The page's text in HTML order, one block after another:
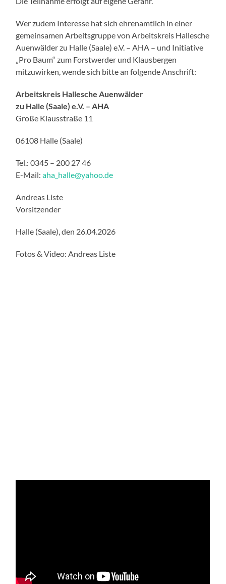
Wer zudem Interesse hat sich ehrenamtlich in einer
gemeinsamen Arbeitsgruppe von Arbeitskreis Hallesche
Auenwälder zu Halle (Saale) e.V. – AHA – und Initiative
„Pro Baum“ zum Forstwerder und Klausbergen
mitzuwirken, wende sich bitte an folgende Anschrift:
Arbeitskreis Hallesche Auenwälder
zu Halle (Saale) e.V. – AHA
Große Klausstraße 11
06108 Halle (Saale)
Tel.: 0345 – 200 27 46
E-Mail:aha_halle@yahoo.de
Andreas Liste
Vorsitzender
Halle (Saale), den 26.04.2026
Fotos & Video: Andreas Liste